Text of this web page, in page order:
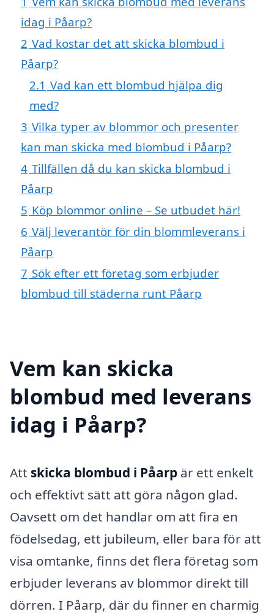
idag i Påarp?
2 Vad kostar det att skicka blombud i
Påarp?
2.1 Vad kan ett blombud hjälpa dig
med?
3 Vilka typer av blommor och presenter
kan man skicka med blombud i Påarp?
4 Tillfällen då du kan skicka blombud i
Påarp
5 Köp blommor online – Se utbudet här!
6 Välj leverantör för din blommleverans i
Påarp
7 Sök efter ett företag som erbjuder
blombud till städerna runt Påarp
Vem kan skicka
blombud med leverans
idag i Påarp?
Att skicka blombud i Påarp är ett enkelt
och effektivt sätt att göra någon glad.
Oavsett om det handlar om att fira en
födelsedag, ett jubileum, eller bara för att
visa omtanke, finns det flera företag som
erbjuder leverans av blommor direkt till
dörren. I Påarp, där du finner en charmig